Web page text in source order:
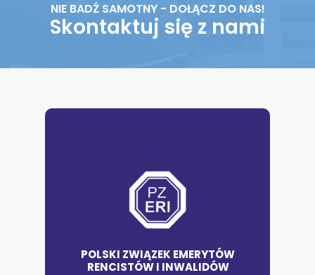
NIE BADŹ SAMOTNY - DOŁĄCZ DO NAS!
Skontaktuj się z nami
POLSKI ZWIĄZEK EMERYTÓW
RENCISTÓW I INWALIDÓW